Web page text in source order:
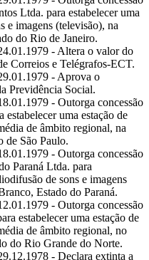
Ltda. para estabelecer uma
e imagens (televisão), na
do Rio de Janeiro.
- Altera o valor do
Correios e Telégrafos-ECT.
- Aprova o
Previdência Social.
- Outorga concessão
uma estação de
de âmbito regional, na
de São Paulo.
- Outorga concessão
Paraná Ltda. para
de sons e imagens
Estado do Paraná.
- Outorga concessão
estabelecer uma estação de
de âmbito regional, no
do Rio Grande do Norte.
- Declara extinta a